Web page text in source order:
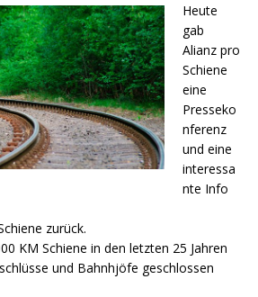
Heute
gab
Alianz pro
Schiene
eine
Presseko
nferenz
und eine
interessa
nte Info
zurück.
KM Schiene in den letzten 25 Jahren
und Bahnhjöfe geschlossen